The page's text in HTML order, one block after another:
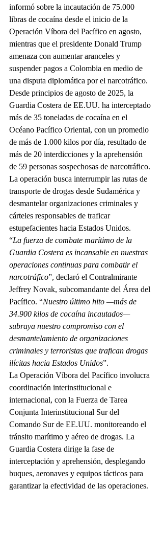
informó sobre la incautación de 75.000
libras de cocaína desde el inicio de la
Operación Víbora del Pacífico en agosto,
mientras que el presidente Donald Trump
amenaza con aumentar aranceles y
suspender pagos a Colombia en medio de
una disputa diplomática por el narcotráfico.
Desde principios de agosto de 2025, la
Guardia Costera de EE.UU. ha interceptado
más de 35 toneladas de cocaína en el
Océano Pacífico Oriental, con un promedio
de más de 1.000 kilos por día, resultado de
más de 20 interdicciones y la aprehensión
de 59 personas sospechosas de narcotráfico.
La operación busca interrumpir las rutas de
transporte de drogas desde Sudamérica y
desmantelar organizaciones criminales y
cárteles responsables de traficar
estupefacientes hacia Estados Unidos.
“La fuerza de combate marítimo de la
Guardia Costera es incansable en nuestras
operaciones continuas para combatir el
narcotráfico”, declaró el Contralmirante
Jeffrey Novak, subcomandante del Área del
Pacífico. “Nuestro último hito —más de
34.900 kilos de cocaína incautados—
subraya nuestro compromiso con el
desmantelamiento de organizaciones
criminales y terroristas que trafican drogas
ilícitas hacia Estados Unidos”.
La Operación Víbora del Pacífico involucra
coordinación interinstitucional e
internacional, con la Fuerza de Tarea
Conjunta Interinstitucional Sur del
Comando Sur de EE.UU. monitoreando el
tránsito marítimo y aéreo de drogas. La
Guardia Costera dirige la fase de
interceptación y aprehensión, desplegando
buques, aeronaves y equipos tácticos para
garantizar la efectividad de las operaciones.